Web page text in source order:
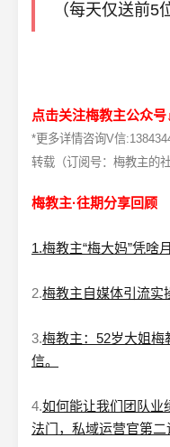
（每天仅送前5
点击关注梅教主公众号
*更多详情咨询V信
转载（订阅号：梅教主的
梅教主·往期分享回顾
1.梅教主“梅大妈”凭啥
2.梅教主自媒体引流实
3.梅教主：52岁大姐
信。
4.如何能让我们团队业
法门，私域运营官第二